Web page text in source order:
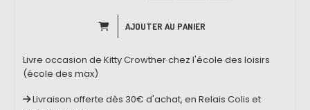
AJOUTER AU PANIER
Livre occasion de Kitty Crowther chez l'école des loisirs
(école des max)
Livraison offerte dès 30€ d'achat, en Relais Colis et